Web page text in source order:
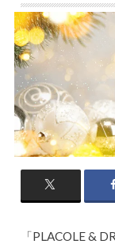
「PLACOLE &